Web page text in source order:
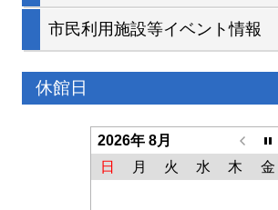
市民利用施設等イベント情報
休館日
2026年 8月
日
月 火 水 木 金